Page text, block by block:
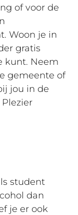
of voor de
Woon je in
gratis
kunt. Neem
gemeente of
jou in de
student
dan
je er ook